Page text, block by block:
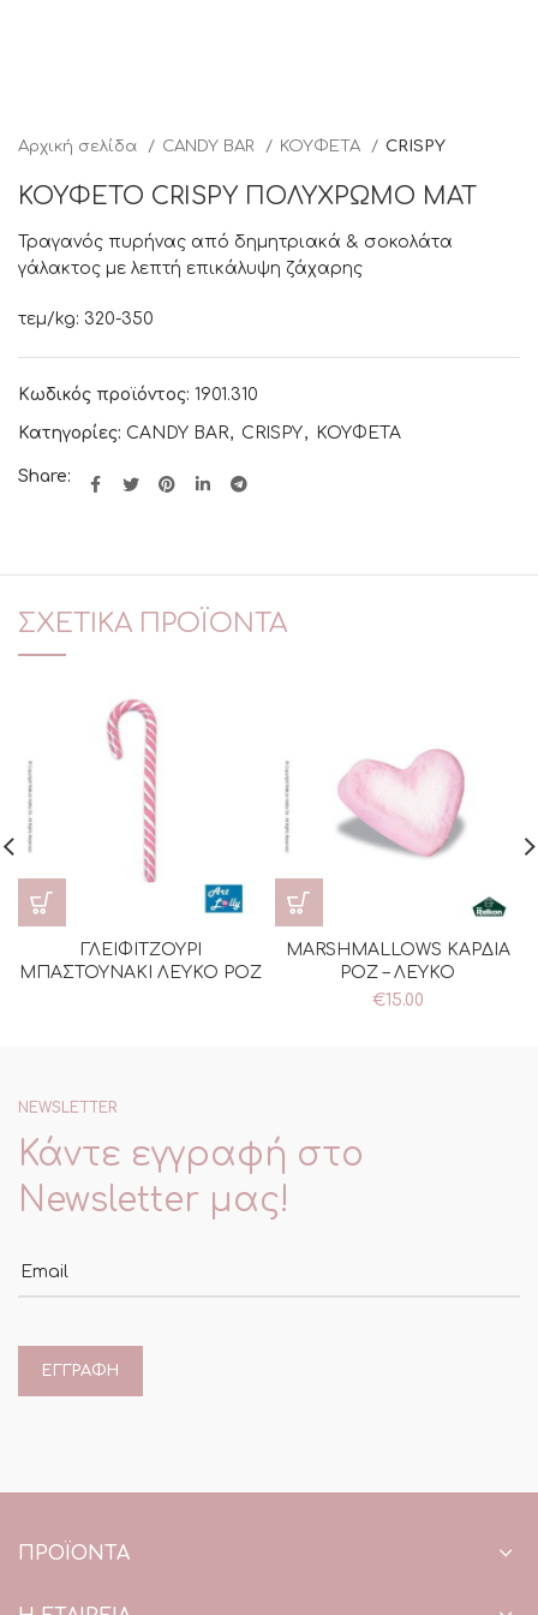
Αρχική σελίδα CANDY BAR ΚΟΥΦΕΤΑ CRISPY
ΚΟΥΦΕΤΟ CRISPY ΠΟΛΥΧΡΩΜΟ ΜΑΤ
Τραγανός πυρήνας από δημητριακά & σοκολάτα
γάλακτος με λεπτή επικάλυψη ζάχαρης
τεμ/kg: 320-350
Κωδικός προϊόντος: 1901.310
Κατηγορίες: CANDY BAR, CRISPY, ΚΟΥΦΕΤΑ
Share:
ΣΧΕΤΙΚΆ ΠΡΟΪΌΝΤΑ
ΓΛΕΙΦΙΤΖΟΥΡΙ
ΜΠΑΣΤΟΥΝΑΚΙ ΛΕΥΚΟ ΡΟΖ
MARSHMALLOWS ΚΑΡΔΙΑ
ΡΟΖ – ΛΕΥΚΟ
€15.00
NEWSLETTER
Κάντε εγγραφή στο
Newsletter μας!
ΠΡΟΪΌΝΤΑ